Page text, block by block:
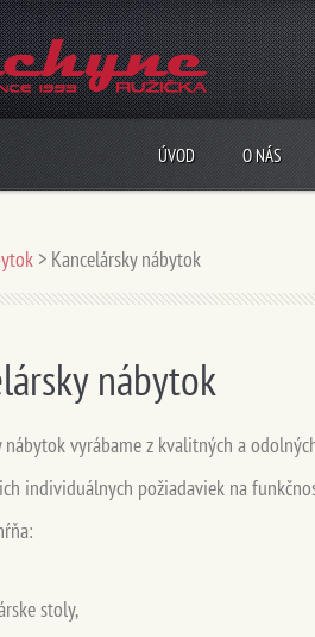
ÚVOD O NÁS
> Kancelársky nábytok
nábytok
nábytok vyrábame z kvalitných a
individuálnych požiadaviek na
stoly,